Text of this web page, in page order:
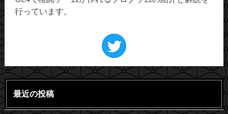
行っています。
最近の投稿